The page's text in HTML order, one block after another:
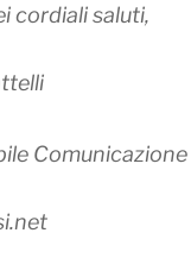
cordiali saluti,